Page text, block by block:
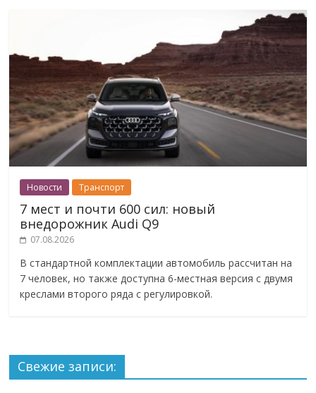
Новости Транспорт
7 мест и почти 600 сил: новый
внедорожник Audi Q9
07.08.2026
В стандартной комплектации автомобиль рассчитан на
7 человек, но также доступна 6-местная версия с двумя
креслами второго ряда с регулировкой.
Свежие записи: